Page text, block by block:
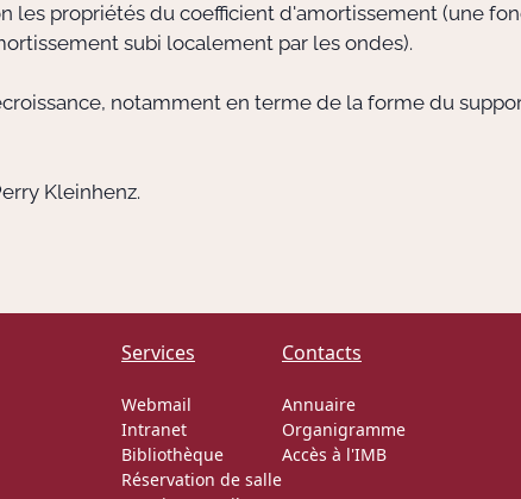
les propriétés du coefficient d'amortissement (une
subi localement par les ondes).
notamment en terme de la forme du
Kleinhenz.
Services
Webmail
Intranet
Bibliothèque
Réservation de salle
Contacts
Annuaire
Organigramme
Accès à l'IMB